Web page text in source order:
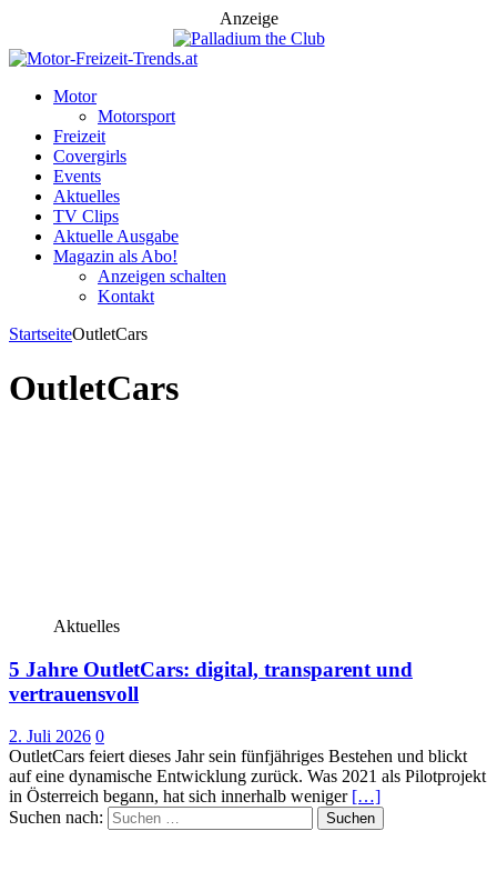
Anzeige
Motor
Motorsport
Freizeit
Covergirls
Events
Aktuelles
TV Clips
Aktuelle Ausgabe
Magazin als Abo!
Anzeigen schalten
Kontakt
StartseiteOutletCars
OutletCars
Aktuelles
5 Jahre OutletCars: digital, transparent und
vertrauensvoll
2. Juli 2026 0
OutletCars feiert dieses Jahr sein fünfjähriges Bestehen und blickt
auf eine dynamische Entwicklung zurück. Was 2021 als Pilotprojekt
in Österreich begann, hat sich innerhalb weniger […]
Suchen nach: